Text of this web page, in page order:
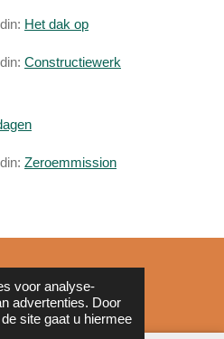
voor analyse-
advertenties. Door
site gaat u hiermee
Het dak op
Constructiewerk
Zeroemmission